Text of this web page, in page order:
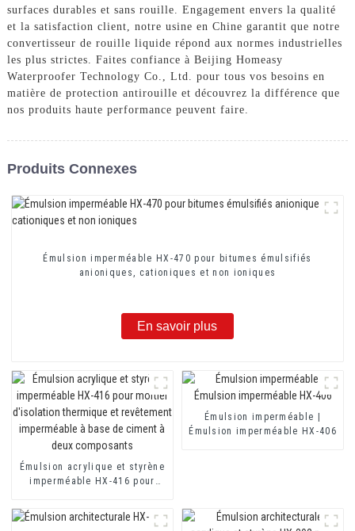
surfaces durables et sans rouille. Engagement envers la qualité
et la satisfaction client, notre usine en Chine garantit que notre
convertisseur de rouille liquide répond aux normes industrielles
les plus strictes. Faites confiance à Beijing Homeasy
Waterproofer Technology Co., Ltd. pour tous vos besoins en
matière de protection antirouille et découvrez la différence que
nos produits haute performance peuvent faire.
Produits Connexes
Émulsion imperméable HX-470 pour bitumes émulsifiés
anioniques, cationiques et non ioniques
En savoir plus
Émulsion acrylique et styrène
imperméable HX-416 pour
et revêtement imperméable à
base de ciment à deux
Émulsion imperméable |
Émulsion imperméable HX-406